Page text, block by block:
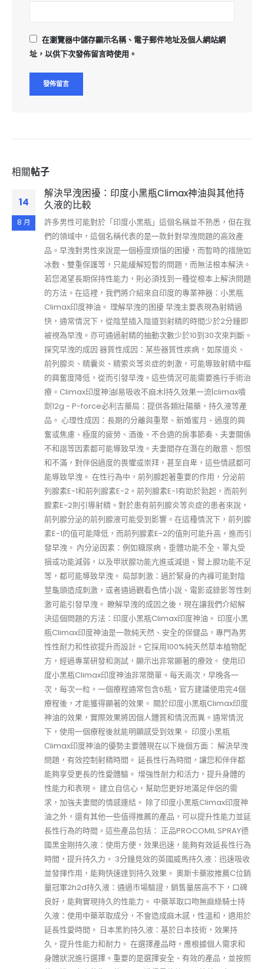
在瀏覽器中儲存顯示名稱、電子郵件地址及個人網站網
址，以供下次發佈留言時使用。
相關帖子
14
8 月
解決早洩困擾：印度小黑瓶Climax神油與其他持
久液的比較
許多男性可能對於「印度小黑瓶」這個名稱並不熟悉，但在我
們的領域中，這個名稱代表的是一款針對早洩問題的高效產
品。早洩對男性來說是一個極度煩惱的困擾，而暫時的措施如
冰敷、雙重保護等，只能緩解短暫的問題，而無法根本解決。
若您渴望長期保持性能力，則必須找到一種從根本上解決問題
的方法。在這裡，我們將介紹來自印度的專業神器：小黑瓶
Climax印度神油。 理解早洩的困擾 早洩主要表現為射精過
快，通常情況下，從陰莖插入陰道到射精的時間少於2分鐘即
被視為早洩。亦可通過射精的抽動次數少於10到30次來判斷。
探究早洩的成因 器質性成因：某些器質性疾病，如尿道炎、
前列腺炎、精囊炎、精索炎等炎症的刺激，可能導致射精中樞
的興奮度降低，從而引發早洩。這些情況可能需要進行手術治
療。Climax印度神油|易吸收不麻木|持久效果一流|climax噴
劑12g - P-force必利吉藥局：提供各類壯陽藥，持久液等產
品。 心理性成因：長期的分離與重聚、新婚蜜月、過度的興
奮或焦慮、極度的疲勞、酒後、不合適的房事節奏、夫妻關係
不和諧等因素都可能導致早洩。夫妻間存在潛在的敵意、怨恨
和不滿，對伴侶過度的畏懼或崇拜，甚至自卑，這些情感都可
能導致早洩。 在性行為中，前列腺起著重要的作用，分泌前
列腺素E-1和前列腺素E-2。前列腺素E-1有助於勃起，而前列
腺素E-2則引導射精。對於患有前列腺炎等炎症的患者來說，
前列腺分泌的前列腺液可能受到影響。在這種情況下，前列腺
素E-1的值可能降低，而前列腺素E-2的值則可能升高，進而引
發早洩。 內分泌因素：例如糖尿病、垂體功能不全、睪丸受
損或功能減弱，以及甲狀腺功能亢進或減退、腎上腺功能不足
等，都可能導致早洩。 局部刺激：過於緊身的內褲可能對陰
莖龜頭造成刺激，或者通過觀看色情小說、電影或錄影等性刺
激可能引發早洩。 瞭解早洩的成因之後，現在讓我們介紹解
決這個問題的方法：印度小黑瓶Climax印度神油。 印度小黑
瓶Climax印度神油是一款純天然、安全的保健品，專門為男
性性耐力和性欲提升而設計。它採用100%純天然草本植物配
方，經過專業研發和測試，顯示出非常顯著的療效。 使用印
度小黑瓶Climax印度神油非常簡單。每天兩次，早晚各一
次，每次一粒。一個療程通常包含6瓶，官方建議使用完4個
療程後，才能獲得顯著的效果。 關於印度小黑瓶Climax印度
神油的效果，實際效果將因個人體質和情況而異。通常情況
下，使用一個療程後就能明顯感受到效果。 印度小黑瓶
Climax印度神油的優勢主要體現在以下幾個方面： 解決早洩
問題，有效控制射精時間。 延長性行為時間，讓您和伴伴都
能夠享受更長的性愛體驗。 增強性耐力和活力，提升身體的
性能力和表現。 建立自信心，幫助您更好地滿足伴侶的需
求，加強夫妻間的情感連結。 除了印度小黑瓶Climax印度神
油之外，還有其他一些值得推薦的產品，可以提升性能力並延
長性行為的時間。這些產品包括： 正品PROCOMIL SPRAY德
國黑金剛持久液：使用方便，效果迅速，能夠有效延長性行為
時間，提升持久力。 3分鐘見效的英國威馬持久液：迅速吸收
並發揮作用，能夠快速達到持久效果。 奧斯卡藥妝推薦C位銷
量冠軍2h2d持久液：通過市場驗證，銷售量居高不下，口碑
良好，能夠實現持久的性能力。 中藥萃取口吻無麻綠騎士持
久液：使用中藥萃取成分，不會造成麻木感，性溫和，適用於
延長性愛時間。 日本黑豹持久液：基於日本技術，效果持
久，提升性能力和耐力。 在選擇產品時，應根據個人需求和
身體狀況進行選擇。重要的是選擇安全、有效的產品，並按照